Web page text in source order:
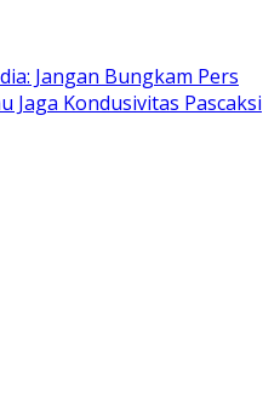
Jangan Bungkam Pers
Jaga Kondusivitas Pascaksi